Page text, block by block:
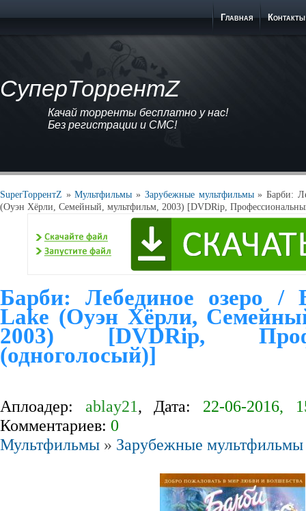
СуперТоррентZ
Качай торренты бесплатно у нас!
Без регистрации и СМС!
Главная Контакты
SuperТоррентZ »Мультфильмы » Зарубежные мультфильмы» Барби:
(Оуэн Хёрли, Семейный, мультфильм, 2003) [DVDRip,
Барби: Лебединое озеро /
Lake (Оуэн Хёрли,
2003) [DVDRip,
(одноголосый)]
Аплоадер: ablay21, Дата:
22-06-2016,
Комментариев: 0
Мультфильмы » Зарубежные мультфильмы